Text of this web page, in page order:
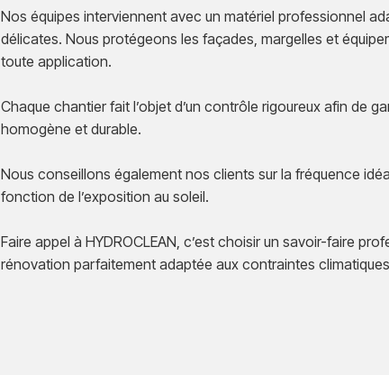
Nos équipes interviennent avec un matériel professionnel
délicates. Nous protégeons les façades, margelles et
toute application.
Chaque chantier fait l’objet d’un contrôle rigoureux afin de
homogène et durable.
Nous conseillons également nos clients sur la fréquence
fonction de l’exposition au soleil.
Faire appel à HYDROCLEAN, c’est choisir un savoir-faire
rénovation parfaitement adaptée aux contraintes